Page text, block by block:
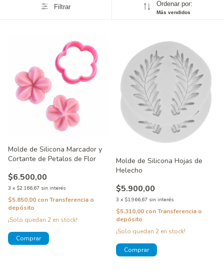
Filtrar Ordenar por:
Más vendidos
Molde de Silicona Marcador y
Cortante de Petalos de Flor
$6.500,00
3 x $2.166,67 sin interés
$5.850,00 conTransferencia o
depósito
¡Solo quedan 2 en stock!
Molde de Silicona Hojas de
Helecho
$5.900,00
3 x $1.966,67 sin interés
$5.310,00 conTransferencia o
depósito
¡Solo quedan 2 en stock!